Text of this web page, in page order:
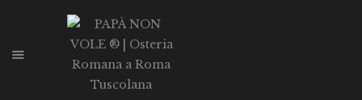
PAPÀ NON VOLE ® | OSTERIA
ROMANA A ROMA TUSCOLANA